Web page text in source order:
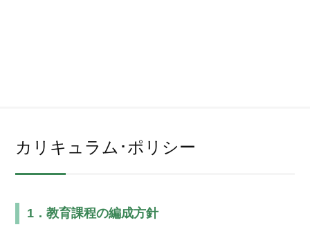
カリキュラム･ポリシー
1．教育課程の編成方針